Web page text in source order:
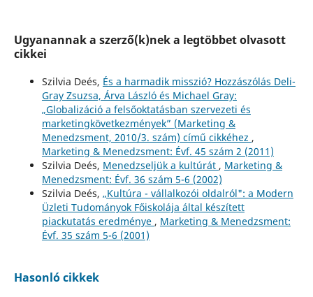
Ugyanannak a szerző(k)nek a legtöbbet olvasott
cikkei
Szilvia Deés, És a harmadik misszió? Hozzászólás Deli-
Gray Zsuzsa, Árva László és Michael Gray:
„Globalizáció a felsőoktatásban szervezeti és
marketingkövetkezmények” (Marketing &
Menedzsment, 2010/3. szám) című cikkéhez ,
Marketing & Menedzsment: Évf. 45 szám 2 (2011)
Szilvia Deés, Menedzseljük a kultúrát , Marketing &
Menedzsment: Évf. 36 szám 5-6 (2002)
Szilvia Deés, „Kultúra - vállalkozói oldalról": a Modern
Üzleti Tudományok Főiskolája által készített
piackutatás eredménye , Marketing & Menedzsment:
Évf. 35 szám 5-6 (2001)
Hasonló cikkek